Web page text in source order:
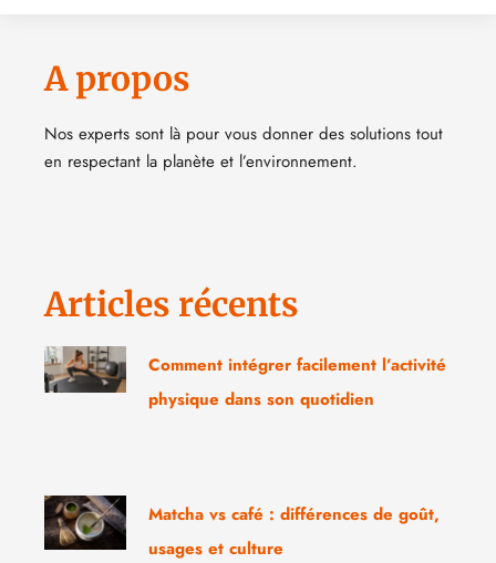
A propos
Nos experts sont là pour vous donner des solutions tout
en respectant la planète et l’environnement.
Articles récents
Comment intégrer facilement l’activité
physique dans son quotidien
Matcha vs café : différences de goût,
usages et culture